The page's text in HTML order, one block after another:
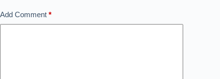
Add Comment *